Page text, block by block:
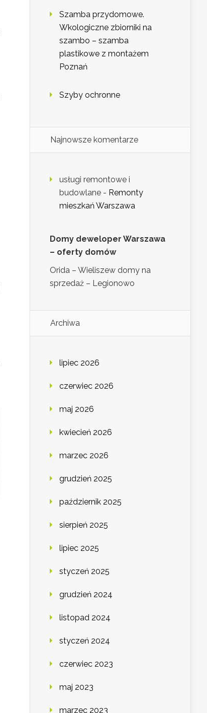
Szamba przydomowe.
Wkologiczne zbiorniki na
szambo – szamba
plastikowe z montażem
Poznań
Szyby ochronne
Najnowsze komentarze
usługi remontowe i
budowlane - Remonty
mieszkań Warszawa
Domy deweloper Warszawa
– oferty domów
Orida – Wieliszew domy na
sprzedaż – Legionowo
Archiwa
lipiec 2026
czerwiec 2026
maj 2026
kwiecień 2026
marzec 2026
grudzień 2025
październik 2025
sierpień 2025
lipiec 2025
styczeń 2025
grudzień 2024
listopad 2024
styczeń 2024
czerwiec 2023
maj 2023
marzec 2023